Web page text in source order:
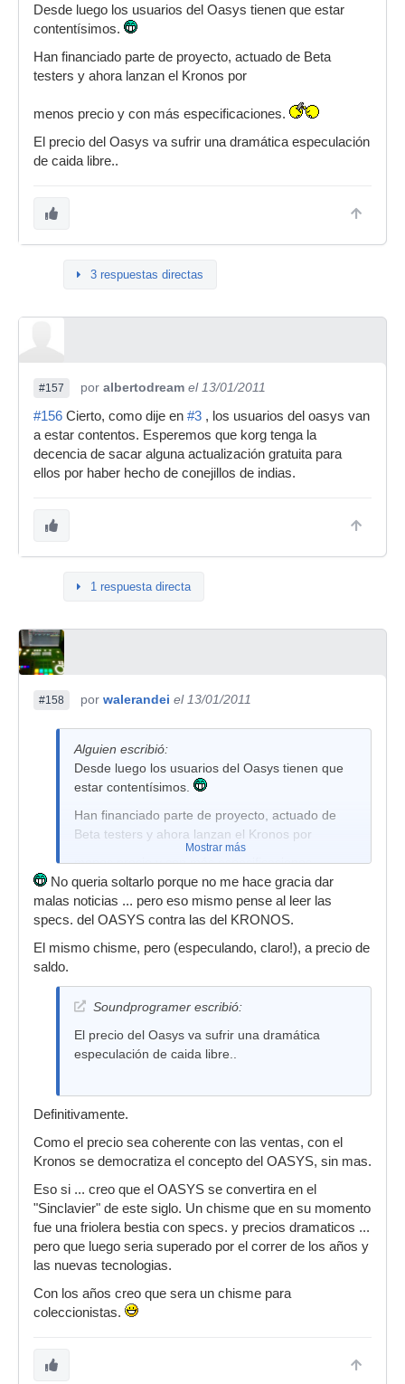
Desde luego los usuarios del Oasys tienen que estar
contentísimos.
Han financiado parte de proyecto, actuado de Beta
testers y ahora lanzan el Kronos por
menos precio y con más especificaciones.
El precio del Oasys va sufrir una dramática especulación
de caida libre..
3 respuestas directas
#157 por albertodream el 13/01/2011
#156 Cierto, como dije en #3 , los usuarios del oasys van
a estar contentos. Esperemos que korg tenga la
decencia de sacar alguna actualización gratuita para
ellos por haber hecho de conejillos de indias.
1 respuesta directa
#158 por walerandei el 13/01/2011
Alguien escribió:
Desde luego los usuarios del Oasys tienen que
estar contentísimos.
Han financiado parte de proyecto, actuado de
Beta testers y ahora lanzan el Kronos por
menos precio y con más especificaciones.
Mostrar más
No queria soltarlo porque no me hace gracia dar
malas noticias ... pero eso mismo pense al leer las
specs. del OASYS contra las del KRONOS.
El mismo chisme, pero (especulando, claro!), a precio de
saldo.
Soundprogramer escribió:
El precio del Oasys va sufrir una dramática
especulación de caida libre..
Definitivamente.
Como el precio sea coherente con las ventas, con el
Kronos se democratiza el concepto del OASYS, sin mas.
Eso si ... creo que el OASYS se convertira en el
"Sinclavier" de este siglo. Un chisme que en su momento
fue una friolera bestia con specs. y precios dramaticos ...
pero que luego seria superado por el correr de los años y
las nuevas tecnologias.
Con los años creo que sera un chisme para
coleccionistas.